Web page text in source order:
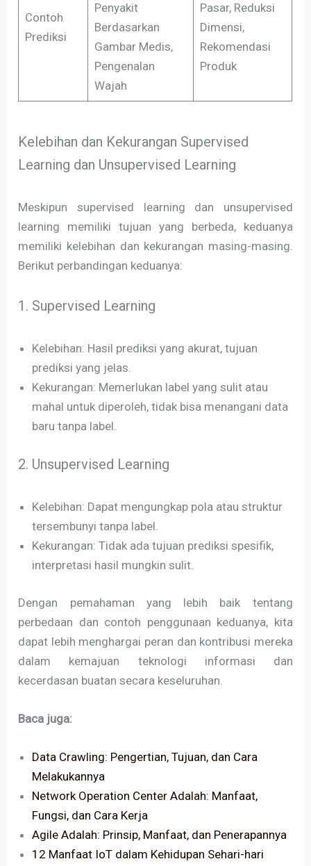
Contoh
Prediksi
Penyakit
Berdasarkan
Gambar Medis,
Pengenalan
Wajah
Pasar, Reduksi
Dimensi,
Rekomendasi
Produk
Kelebihan dan Kekurangan Supervised
Learning dan Unsupervised Learning
Meskipun supervised learning dan unsupervised
learning memiliki tujuan yang berbeda, keduanya
memiliki kelebihan dan kekurangan masing-masing.
Berikut perbandingan keduanya:
1. Supervised Learning
Kelebihan: Hasil prediksi yang akurat, tujuan
prediksi yang jelas.
Kekurangan: Memerlukan label yang sulit atau
mahal untuk diperoleh, tidak bisa menangani data
baru tanpa label.
2. Unsupervised Learning
Kelebihan: Dapat mengungkap pola atau struktur
tersembunyi tanpa label.
Kekurangan: Tidak ada tujuan prediksi spesifik,
interpretasi hasil mungkin sulit.
Dengan pemahaman yang lebih baik tentang
perbedaan dan contoh penggunaan keduanya, kita
dapat lebih menghargai peran dan kontribusi mereka
dalam kemajuan teknologi informasi dan
kecerdasan buatan secara keseluruhan.
Baca juga:
Data Crawling: Pengertian, Tujuan, dan Cara
Melakukannya
Network Operation Center Adalah: Manfaat,
Fungsi, dan Cara Kerja
Agile Adalah: Prinsip, Manfaat, dan Penerapannya
12 Manfaat IoT dalam Kehidupan Sehari-hari